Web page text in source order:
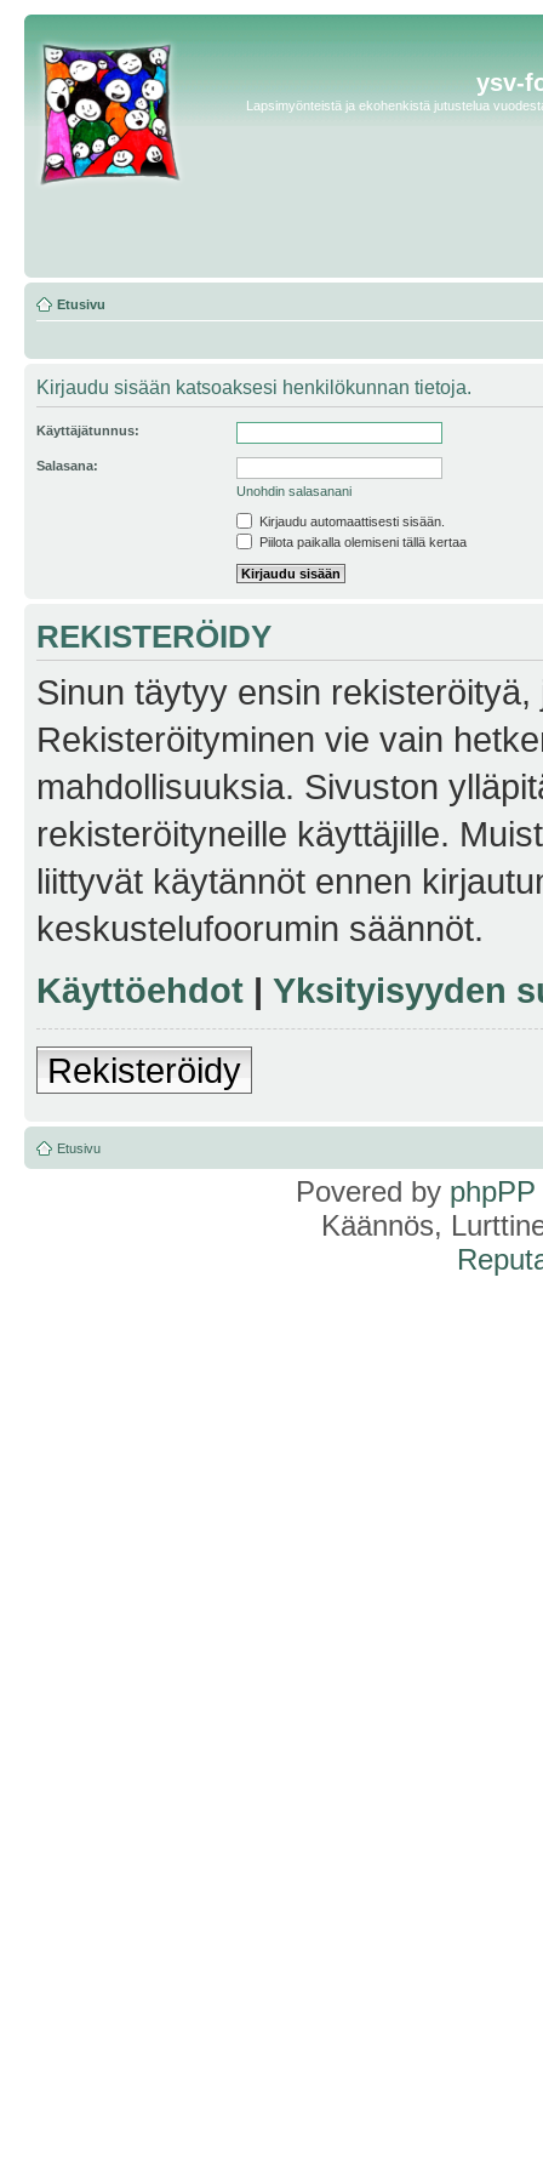
ysv-
Lapsimyönteistä ja ekohenkistä jutustelua
Etusivu
Kirjaudu sisään katsoaksesi henkilökunnan tietoja.
Käyttäjätunnus:
Salasana:
Unohdin salasanani
Kirjaudu automaattisesti sisään.
Piilota paikalla olemiseni tällä kertaa
REKISTERÖIDY
Sinun täytyy ensin
Rekisteröityminen vie vain
mahdollisuuksia. Sivuston
rekisteröityneille käyttäjille.
liittyvät käytännöt ennen
keskustelufoorumin säännöt.
Käyttöehdot | Yksityisyyden
Rekisteröidy
Etusivu
Povered by phpPP
Käännös,